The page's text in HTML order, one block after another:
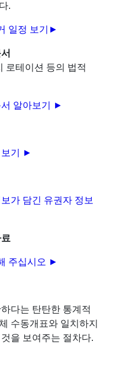
.
일정 보기►
로테이션 등의 법적
서 알아보기 ►
보기 ►
가 담긴 유권자 정보
주십시오 ►
다는 탄탄한 통계적
수동개표와 일치하지
을 보여주는 절차다.